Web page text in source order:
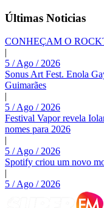
Últimas Noticias
CONHEÇAM O
|
5 / Ago / 2026
Sonus Art Fest. Enola
Guimarães
|
5 / Ago / 2026
Festival Vapor revela
nomes para 2026
|
5 / Ago / 2026
Spotify criou um novo
|
5 / Ago / 2026